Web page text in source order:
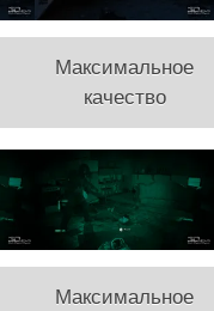
Максимальное
качество
Максимальное